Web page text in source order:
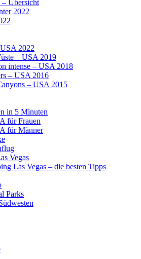
Übersicht
2022
2022
– USA 2019
intense – USA 2018
– USA 2016
– USA 2015
in 5 Minuten
für Frauen
für Männer
Vegas
Las Vegas – die besten Tipps
Parks